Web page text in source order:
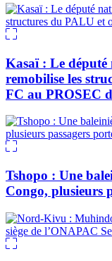
Kasaï : Le
remobilise les
FC au PROSEC
Tshopo : Une
Congo, plusieurs